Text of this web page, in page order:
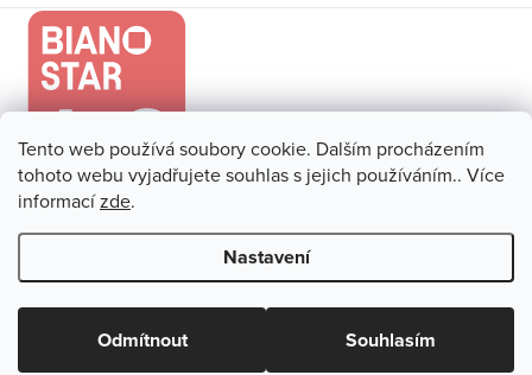
Tento web používá soubory cookie. Dalším procházením
tohoto webu vyjadřujete souhlas s jejich používáním.. Více
informacízde.
Nastavení
Odmítnout Souhlasím
Copyright 2026Homein.cz. Všechna práva vyhrazena.Upravit
nastavení cookies